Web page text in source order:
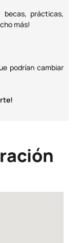
becas, prácticas,
más!
podrían cambiar